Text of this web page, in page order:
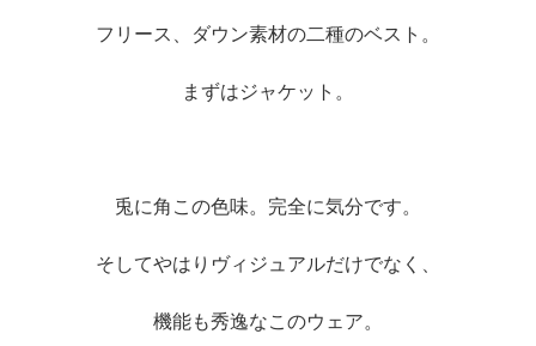
フリース、ダウン素材の二種のベスト。
まずはジャケット。
兎に角この色味。完全に気分です。
そしてやはりヴィジュアルだけでなく、
機能も秀逸なこのウェア。